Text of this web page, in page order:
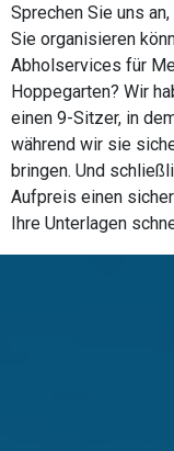
Sprechen Sie uns
Sie organisieren
Abholservices für
Hoppegarten? Wir
einen 9-Sitzer, in
während wir sie
bringen. Und
Aufpreis einen
Ihre Unterlagen